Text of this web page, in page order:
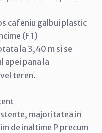
cafeniu galbui plastic
(F 1)
la 3,40 m si se
apei pana la
teren.
majoritatea in
de inaltime P precum